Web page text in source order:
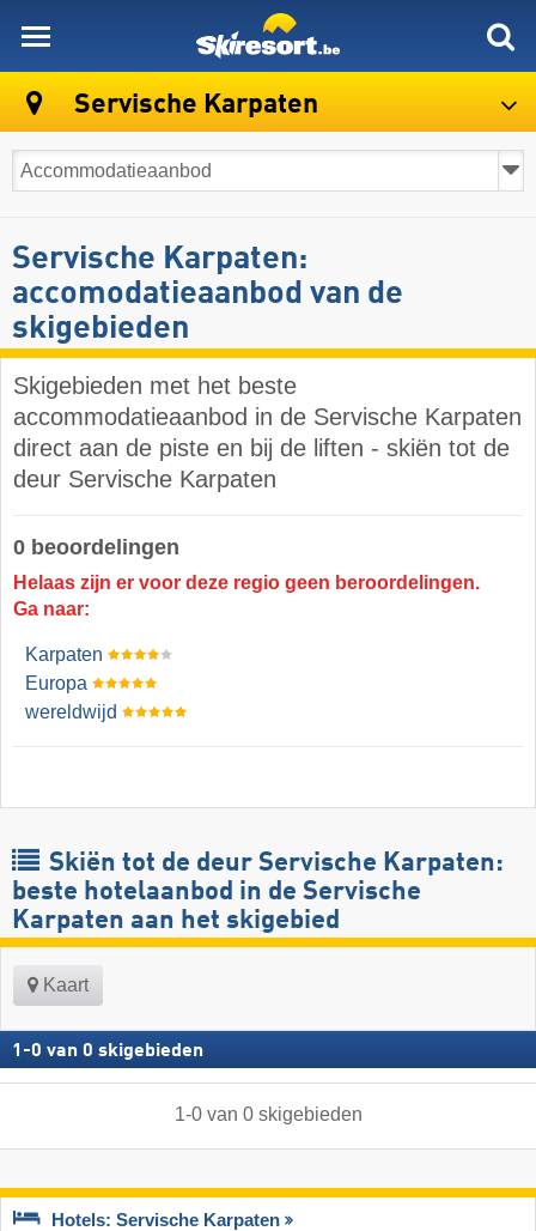
Servische Karpaten
Servische Karpaten:
accomodatieaanbod van de
skigebieden
Skigebieden met het beste
accommodatieaanbod in de Servische Karpaten
direct aan de piste en bij de liften - skiën tot de
deur Servische Karpaten
0 beoordelingen
Helaas zijn er voor deze regio geen beroordelingen.
Ga naar:
Karpaten
Europa
wereldwijd
Skiën tot de deur Servische Karpaten:
beste hotelaanbod in de Servische
Karpaten aan het skigebied
Kaart
1 -0 van 0 skigebieden
1-0van 0 skigebieden
Hotels: Servische Karpaten